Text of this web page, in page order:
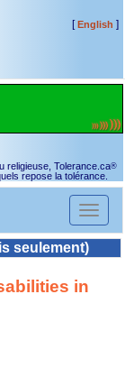
[English ]
religieuse, Tolerance.ca®
repose la tolérance.
Toggle
seulement)
in